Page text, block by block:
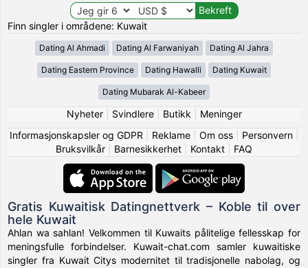
Finn singler i områdene: Kuwait
Dating Al Ahmadi Dating Al Farwaniyah Dating Al Jahra
Dating Eastern Province Dating Hawalli Dating Kuwait
Dating Mubarak Al-Kabeer
Nyheter| Svindlere| Butikk
Meninger
Informasjonskapsler og GDPR
Reklame| Om oss| Personvern|
Bruksvilkår
Barnesikkerhet Kontakt FAQ
Gratis Kuwaitisk Datingnettverk – Koble til over
hele Kuwait
Ahlan wa sahlan! Velkommen til Kuwaits pålitelige fellesskap for
meningsfulle forbindelser. Kuwait-chat.com samler kuwaitiske
singler fra Kuwait Citys modernitet til tradisjonelle nabolag, og